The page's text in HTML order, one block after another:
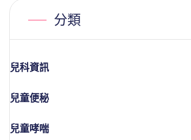
分類
兒科資訊
兒童便秘
兒童哮喘